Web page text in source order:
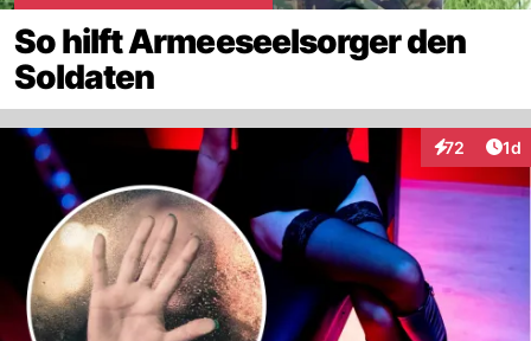
So hilft Armeeseelsorger den
Soldaten
72 1d